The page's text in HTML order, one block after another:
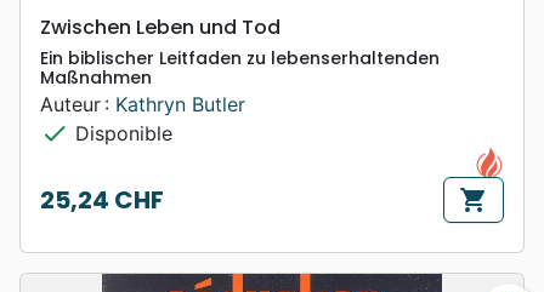
Zwischen Leben und Tod
Ein biblischer Leitfaden zu lebenserhaltenden
Maßnahmen
Auteur : Kathryn Butler
check Disponible
Prix
25,24 CHF shopping_cart